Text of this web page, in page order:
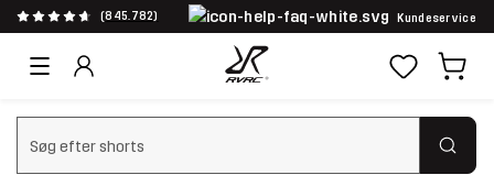
(845.782) Kundeservice
Ryd søgning